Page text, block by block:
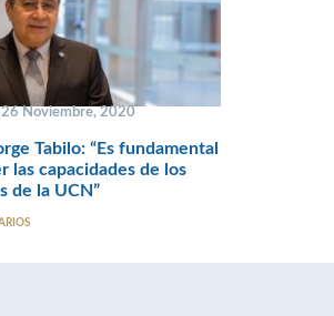
Noviembre, 2020
Tabilo: “Es fundamental
las capacidades de los
de la UCN”